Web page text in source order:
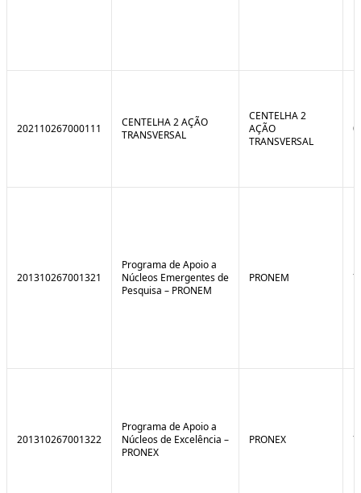
202110267000111
CENTELHA 2 AÇÃO
TRANSVERSAL
CENTELHA 2
AÇÃO
TRANSVERSAL
201310267001321
Programa de Apoio a
Núcleos Emergentes de
Pesquisa – PRONEM
PRONEM
201310267001322
Programa de Apoio a
Núcleos de Excelência –
PRONEX
PRONEX